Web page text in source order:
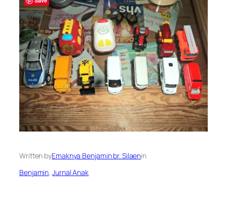
Written byEmaknya Benjamin br. Silaenin
Benjamin, Jurnal Anak